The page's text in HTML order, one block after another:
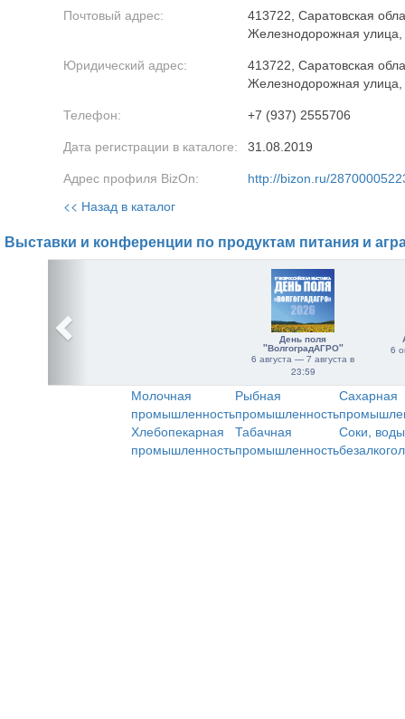
Почтовый адрес:
413722, Саратовская
Железнодорожная
Юридический адрес:
413722, Саратовская
Железнодорожная
Телефон: +7 (937) 2555706
Дата регистрации в каталоге: 31.08.2019
Адрес профиля BizOn: http://bizon.ru/
<< Назад в каталог
Выставки и конференции по продуктам питания и
День поля
"ВолгоградАГРО"
6 августа — 7 августа в
23:59
6
Молочная
промышленность
Рыбная
промышленность
Сахарная
Хлебопекарная
промышленность
Табачная
промышленность
Соки,